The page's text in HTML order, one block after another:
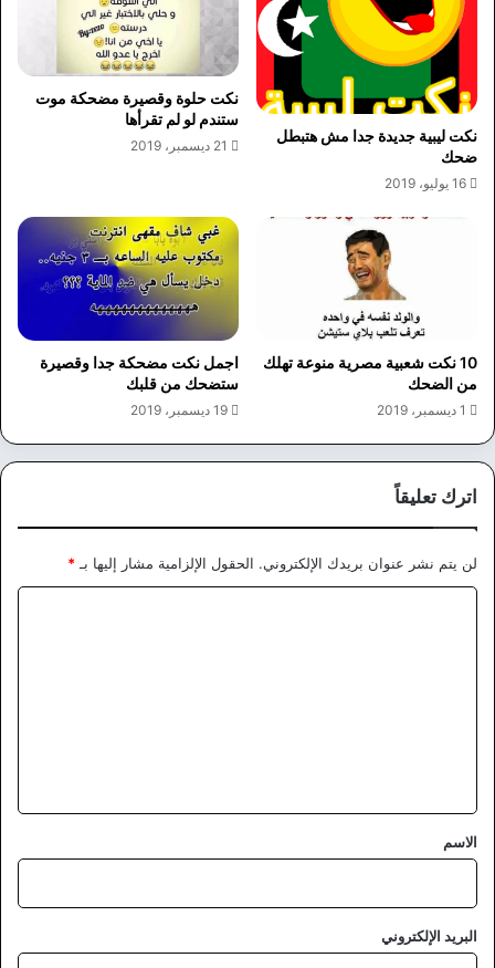
نكت ليبية جديدة جدا مش هتبطل
ضحك
16 يوليو، 2019
نكت حلوة وقصيرة مضحكة موت
ستندم لو لم تقرأها
21 ديسمبر، 2019
10 نكت شعبية مصرية منوعة تهلك
من الضحك
1 ديسمبر، 2019
اجمل نكت مضحكة جدا وقصيرة
ستضحك من قلبك
19 ديسمبر، 2019
اترك تعليقاً
لن يتم نشر عنوان بريدك الإلكتروني. الحقول الإلزامية مشار إليها بـ*
*
الاسم
البريد الإلكتروني